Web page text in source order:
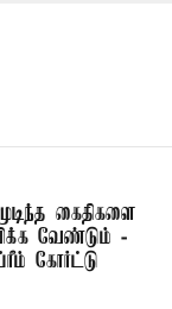
கைதிகளை
வேண்டும் -
கோர்ட்டு